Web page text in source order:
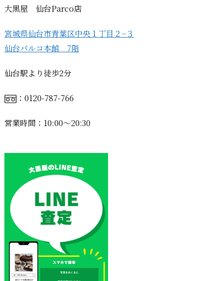
大黒屋 仙台Parco店
宮城県仙台市青葉区中央１丁目２−３
仙台パルコ本館 7階
仙台駅より徒歩2分
：0120-787-766
営業時間：10:00〜20:30